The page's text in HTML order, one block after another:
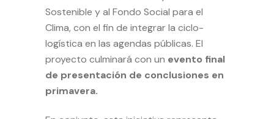
Sostenible y al Fondo Social para el
Clima, con el fin de integrar la ciclo-
logística en las agendas públicas. El
proyecto culminará con un evento final
de presentación de conclusiones en
primavera.